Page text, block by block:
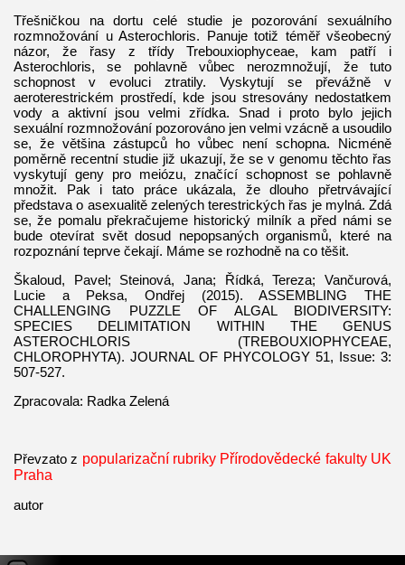
Třešničkou na dortu celé studie je pozorování sexuálního
rozmnožování u Asterochloris. Panuje totiž téměř všeobecný
názor, že řasy z třídy Trebouxiophyceae, kam patří i
Asterochloris, se pohlavně vůbec nerozmnožují, že tuto
schopnost v evoluci ztratily. Vyskytují se převážně v
aeroterestrickém prostředí, kde jsou stresovány nedostatkem
vody a aktivní jsou velmi zřídka. Snad i proto bylo jejich
sexuální rozmnožování pozorováno jen velmi vzácně a usoudilo
se, že většina zástupců ho vůbec není schopna. Nicméně
poměrně recentní studie již ukazují, že se v genomu těchto řas
vyskytují geny pro meiózu, značící schopnost se pohlavně
množit. Pak i tato práce ukázala, že dlouho přetrvávající
představa o asexualitě zelených terestrických řas je mylná. Zdá
se, že pomalu překračujeme historický milník a před námi se
bude otevírat svět dosud nepopsaných organismů, které na
rozpoznání teprve čekají. Máme se rozhodně na co těšit.
Škaloud, Pavel; Steinová, Jana; Řídká, Tereza; Vančurová,
Lucie a Peksa, Ondřej (2015). ASSEMBLING THE
CHALLENGING PUZZLE OF ALGAL BIODIVERSITY:
SPECIES DELIMITATION WITHIN THE GENUS
ASTEROCHLORIS (TREBOUXIOPHYCEAE,
CHLOROPHYTA). JOURNAL OF PHYCOLOGY 51, Issue: 3:
507-527.
Zpracovala: Radka Zelená
Převzato z popularizační rubriky Přírodovědecké fakulty UK
Praha
autor